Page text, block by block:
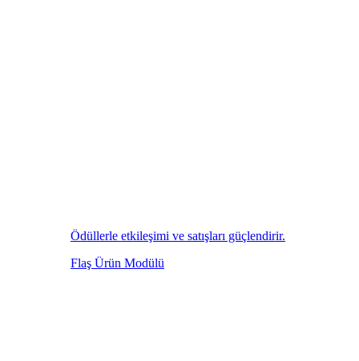
Ödüllerle etkileşimi ve satışları güçlendirir.
Flaş Ürün Modülü